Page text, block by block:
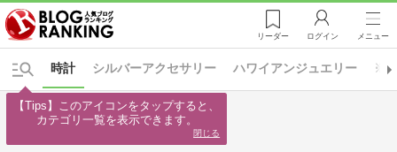
リーダー ログイン メニュー
※
シルバーアクセサリー ハワイアンジュエリー
時計
【Tips】このアイコンをタップすると、
カテゴリ一覧を表示できます。
閉じる